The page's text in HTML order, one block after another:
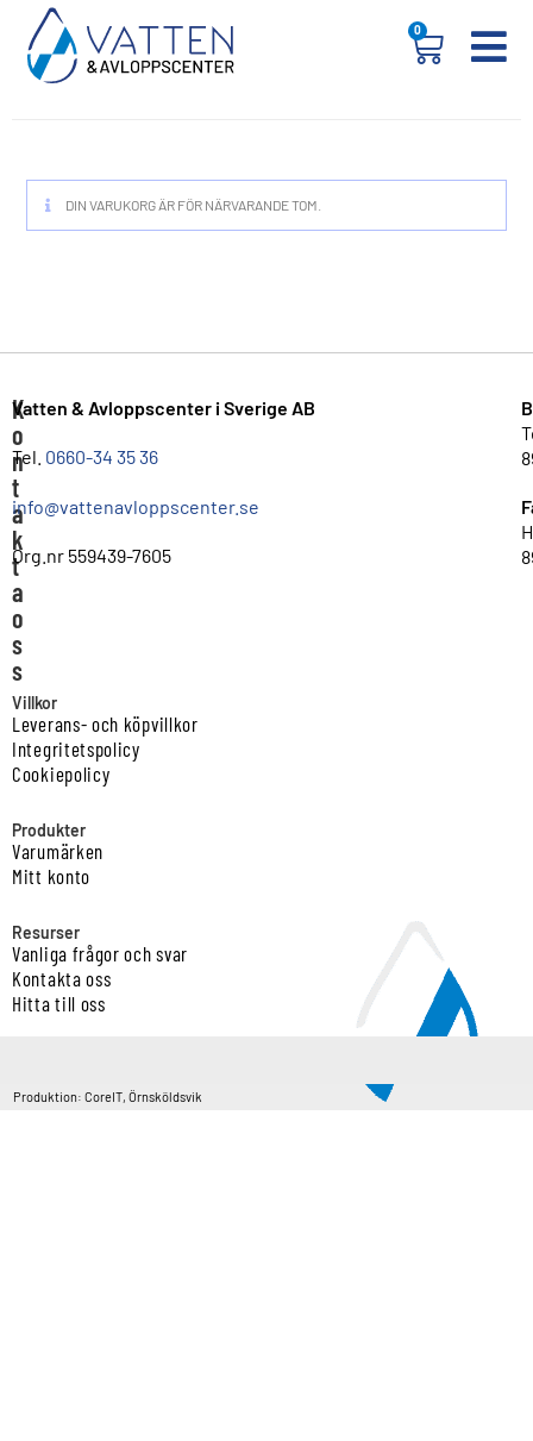
0
DIN VARUKORG ÄR FÖR NÄRVARANDE TOM.
K
o
n
t
a
k
t
a
o
s
s
Vatten & Avloppscenter i Sverige AB
Tel. 0660-34 35 36
info@vattenavloppscenter.se
Org.nr 559439-7605
Villkor
Leverans- och köpvillkor
Integritetspolicy
Cookiepolicy
Produkter
Varumärken
Mitt konto
Resurser
Vanliga frågor och svar
Kontakta oss
Hitta till oss
Produktion: CoreIT, Örnsköldsvik